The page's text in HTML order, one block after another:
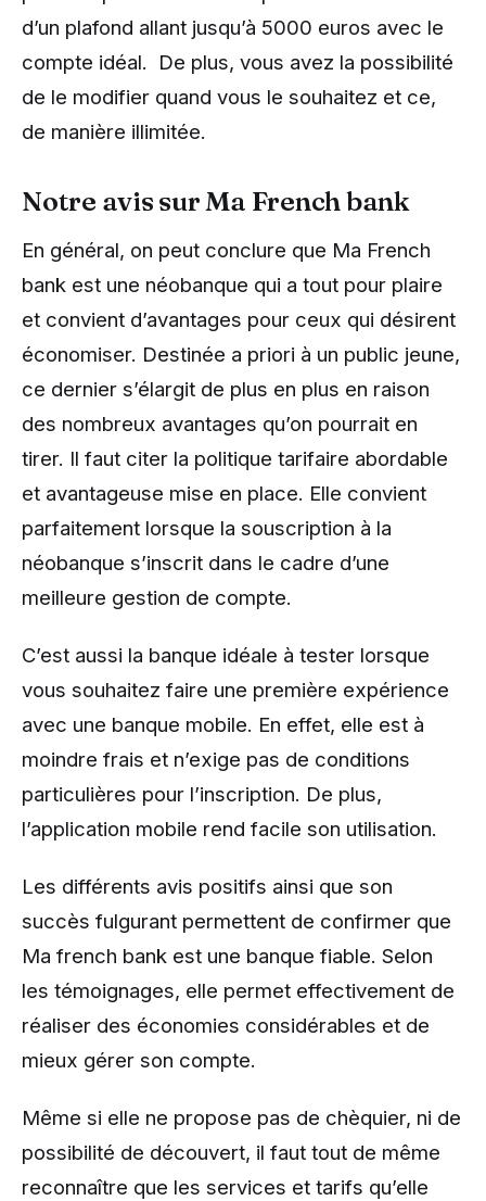
d’un plafond allant jusqu’à 5000 euros avec le
compte idéal. De plus, vous avez la possibilité
de le modifier quand vous le souhaitez et ce,
de manière illimitée.
Notre avis sur Ma French bank
En général, on peut conclure que Ma French
bank est une néobanque qui a tout pour plaire
et convient d’avantages pour ceux qui désirent
économiser. Destinée a priori à un public jeune,
ce dernier s’élargit de plus en plus en raison
des nombreux avantages qu’on pourrait en
tirer. Il faut citer la politique tarifaire abordable
et avantageuse mise en place. Elle convient
parfaitement lorsque la souscription à la
néobanque s’inscrit dans le cadre d’une
meilleure gestion de compte.
C’est aussi la banque idéale à tester lorsque
vous souhaitez faire une première expérience
avec une banque mobile. En effet, elle est à
moindre frais et n’exige pas de conditions
particulières pour l’inscription. De plus,
l’application mobile rend facile son utilisation.
Les différents avis positifs ainsi que son
succès fulgurant permettent de confirmer que
Ma french bank est une banque fiable. Selon
les témoignages, elle permet effectivement de
réaliser des économies considérables et de
mieux gérer son compte.
Même si elle ne propose pas de chèquier, ni de
possibilité de découvert, il faut tout de même
reconnaître que les services et tarifs qu’elle